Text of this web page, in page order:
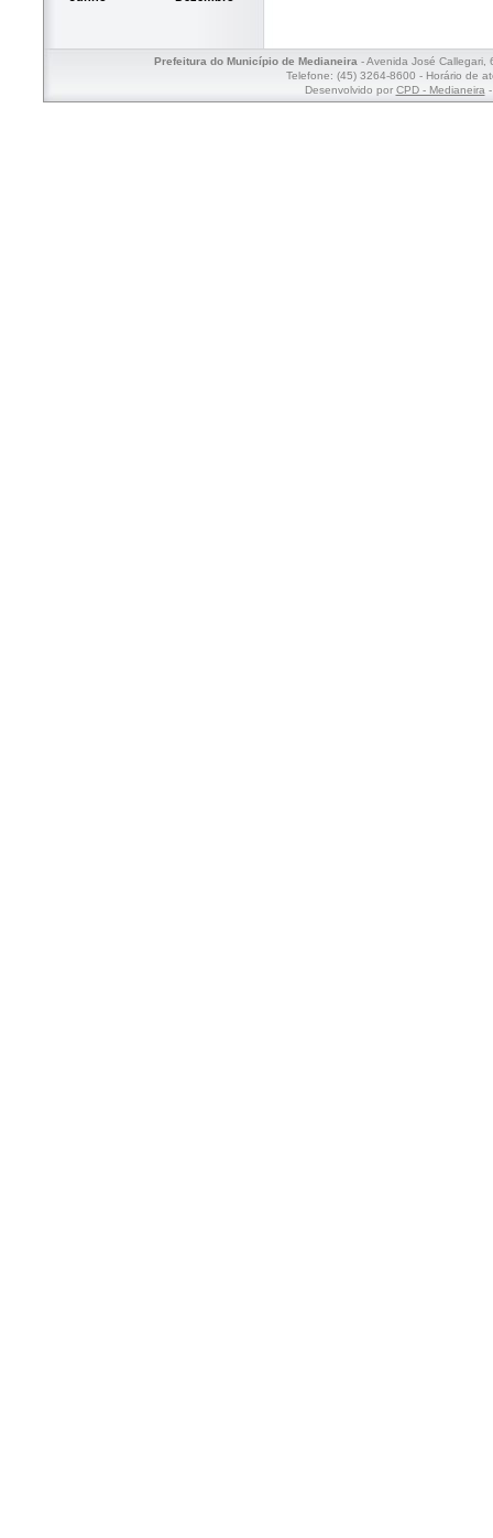
Prefeitura do Município de Medianeira- Avenida José Callegari,
Telefone: (45) 3264-8600 - Horário de
Desenvolvido por CPD - Medianeira-